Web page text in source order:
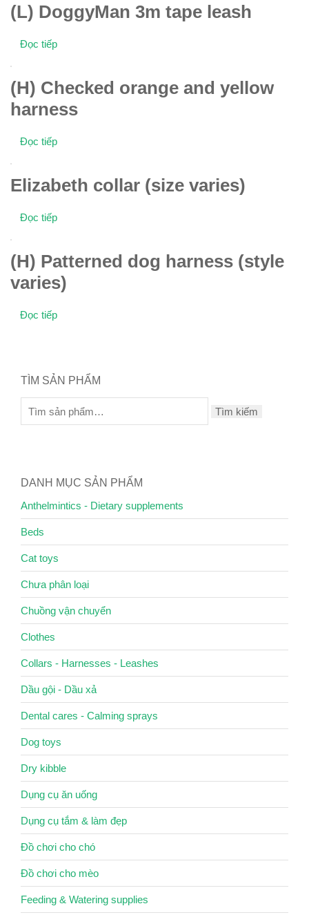
(L) DoggyMan 3m tape leash
Đọc tiếp
(H) Checked orange and yellow
harness
Đọc tiếp
Elizabeth collar (size varies)
Đọc tiếp
(H) Patterned dog harness (style
varies)
Đọc tiếp
TÌM SẢN PHẨM
Tìm kiếm
DANH MỤC SẢN PHẨM
Anthelmintics - Dietary supplements
Beds
Cat toys
Chưa phân loại
Chuồng vận chuyển
Clothes
Collars - Harnesses - Leashes
Dầu gội - Dầu xả
Dental cares - Calming sprays
Dog toys
Dry kibble
Dụng cụ ăn uống
Dụng cụ tắm & làm đẹp
Đồ chơi cho chó
Đồ chơi cho mèo
Feeding & Watering supplies